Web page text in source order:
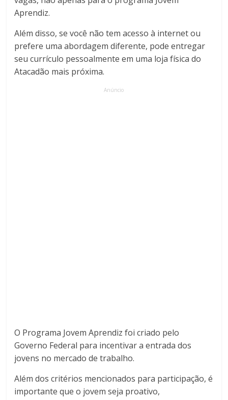
Aprendiz.
Além disso, se você não tem acesso à internet ou
prefere uma abordagem diferente, pode entregar
seu currículo pessoalmente em uma loja física do
Atacadão mais próxima.
Anúncio
O Programa Jovem Aprendiz foi criado pelo
Governo Federal para incentivar a entrada dos
jovens no mercado de trabalho.
Além dos critérios mencionados para participação, é
importante que o jovem seja proativo,